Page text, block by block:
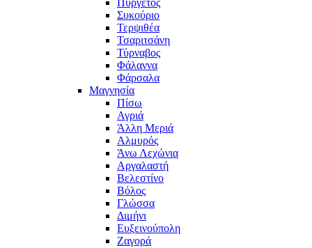
Συκούριο
Τερψιθέα
Τσαριτσάνη
Τύρναβος
Φάλαννα
Φάρσαλα
Μαγνησία
Πίσω
Αγριά
Άλλη Μεριά
Αλμυρός
Άνω Λεχώνια
Αργαλαστή
Βελεστίνο
Βόλος
Γλώσσα
Διμήνι
Ευξεινούπολη
Ζαγορά